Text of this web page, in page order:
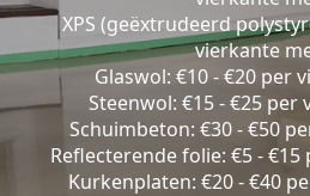
XPS (geëxtrudeerd
vierkante
Glaswol: €10 - €20 per
Steenwol: €15 - €25 per
Schuimbeton: €30 - €50
Reflecterende folie: €5 -
Kurkenplaten: €20 - €40